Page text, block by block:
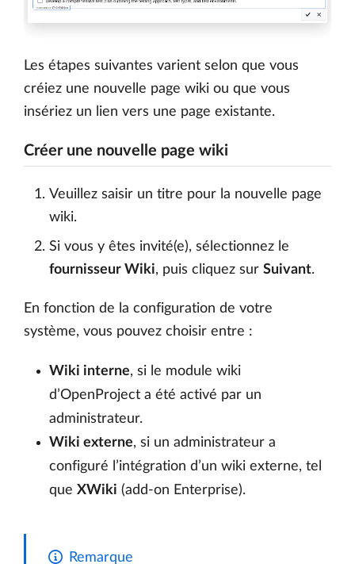
Les étapes suivantes varient selon que vous
créiez une nouvelle page wiki ou que vous
insériez un lien vers une page existante.
Créer une nouvelle page wiki
Veuillez saisir un titre pour la nouvelle page
wiki.
Si vous y êtes invité(e), sélectionnez le
fournisseur Wiki, puis cliquez sur Suivant.
En fonction de la configuration de votre
système, vous pouvez choisir entre :
Wiki interne, si le module wiki
d’OpenProject a été activé par un
administrateur.
Wiki externe, si un administrateur a
configuré l’intégration d’un wiki externe, tel
que XWiki (add-on Enterprise).
Remarque